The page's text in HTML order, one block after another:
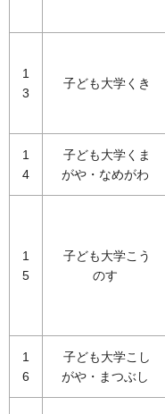
1
3
子ども大学くき
1
4
子ども大学くま
がや・なめがわ
1
5
子ども大学こう
のす
1
6
子ども大学こし
がや・まつぶし